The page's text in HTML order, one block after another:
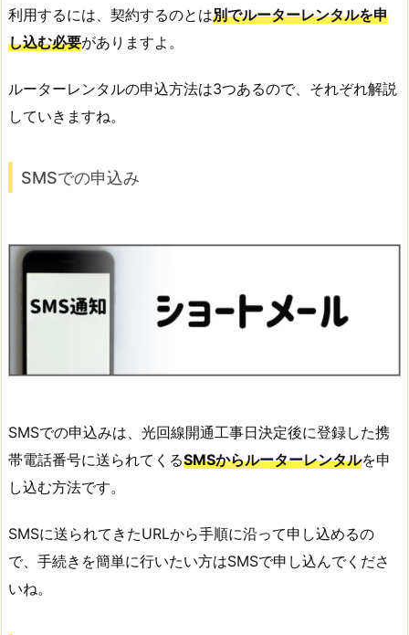
利用するには、契約するのとは別でルーターレンタルを申
し込む必要がありますよ。
ルーターレンタルの申込方法は3つあるので、それぞれ解説
していきますね。
SMSでの申込み
SMSでの申込みは、光回線開通工事日決定後に登録した携
帯電話番号に送られてくるSMSからルーターレンタルを申
し込む方法です。
SMSに送られてきたURLから手順に沿って申し込めるの
で、手続きを簡単に行いたい方はSMSで申し込んでくださ
いね。